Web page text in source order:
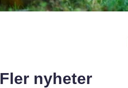
Fler nyheter